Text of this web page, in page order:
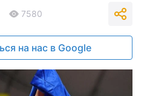
7580
на нас в Google